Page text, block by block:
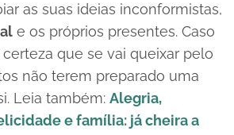
as suas ideias inconformistas,
e os próprios presentes. Caso
certeza que se vai queixar pelo
não terem preparado uma
Leia também: Alegria,
e família: já cheira a